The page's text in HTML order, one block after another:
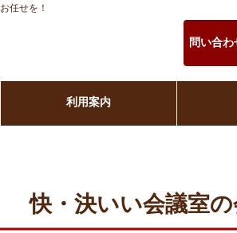
任せを！
問い合わ
利用案内
快・決いい会議室